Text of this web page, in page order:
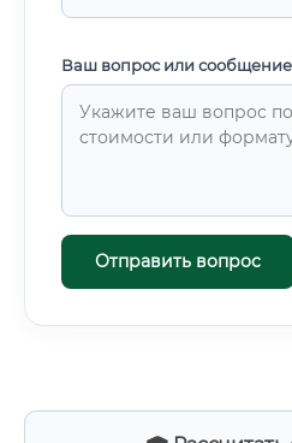
Ваш вопрос или
Отправить вопрос